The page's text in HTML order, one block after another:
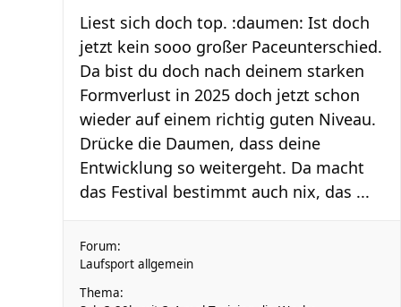
Liest sich doch top. :daumen: Ist doch
jetzt kein sooo großer Paceunterschied.
Da bist du doch nach deinem starken
Formverlust in 2025 doch jetzt schon
wieder auf einem richtig guten Niveau.
Drücke die Daumen, dass deine
Entwicklung so weitergeht. Da macht
das Festival bestimmt auch nix, das ...
Forum:
Laufsport allgemein
Thema: